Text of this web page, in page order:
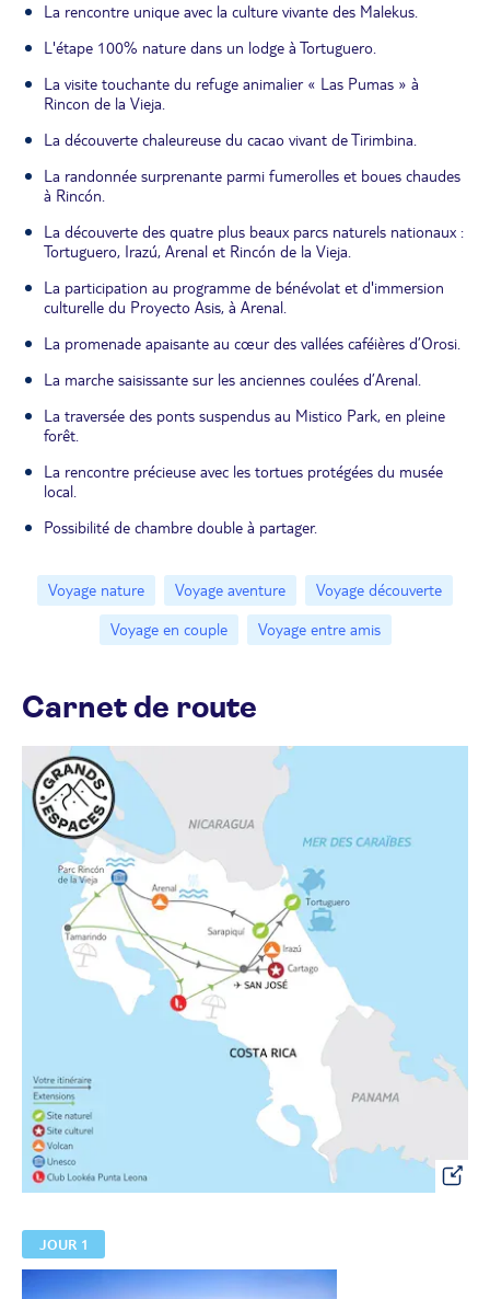
La rencontre unique avec la culture vivante des Malekus.
L'étape 100% nature dans un lodge à Tortuguero.
La visite touchante du refuge animalier « Las Pumas » à
Rincon de la Vieja.
La découverte chaleureuse du cacao vivant de Tirimbina.
La randonnée surprenante parmi fumerolles et boues chaudes
à Rincón.
La découverte des quatre plus beaux parcs naturels nationaux :
Tortuguero, Irazú, Arenal et Rincón de la Vieja.
La participation au programme de bénévolat et d'immersion
culturelle du Proyecto Asis, à Arenal.
La promenade apaisante au cœur des vallées caféières d’Orosi.
La marche saisissante sur les anciennes coulées d’Arenal.
La traversée des ponts suspendus au Mistico Park, en pleine
forêt.
La rencontre précieuse avec les tortues protégées du musée
local.
Possibilité de chambre double à partager.
Voyage nature Voyage aventure
Voyage découverte
Voyage en couple
Voyage entre amis
Carnet de route
JOUR 1